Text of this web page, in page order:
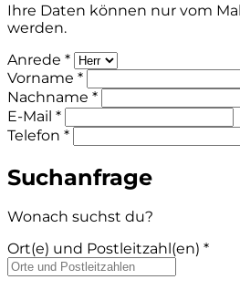
Ihre Daten können nur vom
werden.
Anrede *
Vorname *
Nachname *
E-Mail *
Telefon *
Suchanfrage
Wonach suchst du?
Ort(e) und Postleitzahl(en) *